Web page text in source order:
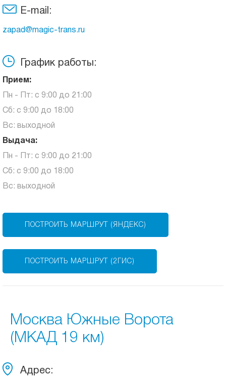
E-mail:
zapad@magic-trans.ru
График работы:
Прием:
Пн - Пт: с 9:00 до 21:00
Сб: с 9:00 до 18:00
Вс: выходной
Выдача:
Пн - Пт: с 9:00 до 21:00
Сб: с 9:00 до 18:00
Вс: выходной
ПОСТРОИТЬ МАРШРУТ (ЯНДЕКС)
ПОСТРОИТЬ МАРШРУТ (2ГИС)
Москва Южные Ворота
(МКАД 19 км)
Адрес: